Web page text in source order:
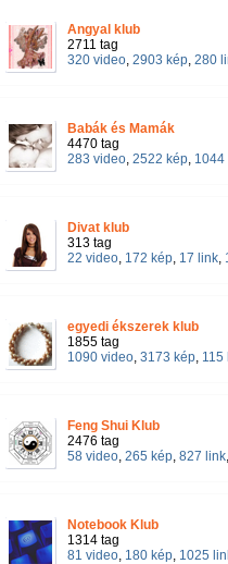
Angyal klub
2711 tag
320 video, 2903 kép, 280
Babák és Mamák
4470 tag
283 video, 2522 kép, 1044
Divat klub
313 tag
22 video, 172 kép, 17 link,
egyedi ékszerek klub
1855 tag
1090 video, 3173 kép, 115
Feng Shui Klub
2476 tag
58 video, 265 kép, 827 link
Notebook Klub
1314 tag
81 video, 180 kép, 1025